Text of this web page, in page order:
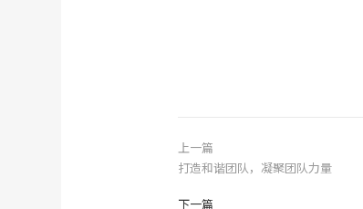
上一篇
打造和谐团队，凝聚团队力量
下一篇